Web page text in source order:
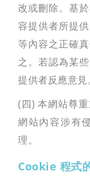
改或刪除。基
容提供者所提
等內容之正確
之。若認為某
提供者反應意見。
(四) 本網站尊
網站內容涉有
理。
Cookie 程式